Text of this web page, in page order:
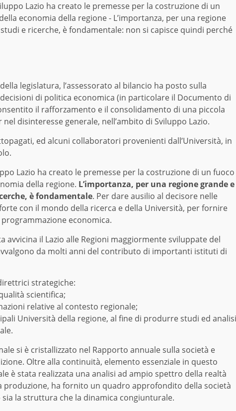
Lazio ha creato le premesse per la costruzione di un
economia della regione - L’importanza, per una regione
e ricerche, è fondamentale: non si capisce quindi perché
legislatura, l’assessorato al bilancio ha posto sulla
di politica economica (in particolare il Documento di
il rafforzamento e il consolidamento di una piccola
disinteresse generale, nell’ambito di Sviluppo Lazio.
ed alcuni collaboratori provenienti dall’Università, in
Lazio ha creato le premesse per la costruzione di un fuoco
della regione. L’importanza, per una regione grande e
è fondamentale. Per dare ausilio al decisore nelle
con il mondo della ricerca e della Università, per fornire
economica.
avvicina il Lazio alle Regioni maggiormente sviluppate del
da molti anni del contributo di importanti istituti di
strategiche:
scientifica;
relative al contesto regionale;
Università della regione, al fine di produrre studi ed analisi
si è cristallizzato nel Rapporto annuale sulla società e
Oltre alla continuità, elemento essenziale in questo
è stata realizzata una analisi ad ampio spettro della realtà
produzione, ha fornito un quadro approfondito della società
la struttura che la dinamica congiunturale.